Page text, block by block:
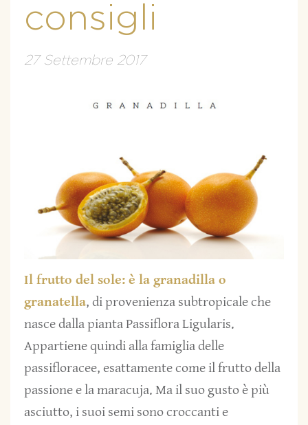
consigli
27 Settembre 2017
Il frutto del sole: è la granadilla o
granatella, di provenienza subtropicale che
nasce dalla pianta Passiflora Ligularis.
Appartiene quindi alla famiglia delle
passifloracee, esattamente come il frutto della
passione e la maracuja. Ma il suo gusto è più
asciutto, i suoi semi sono croccanti e